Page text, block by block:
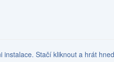
Stačí kliknout a hrát